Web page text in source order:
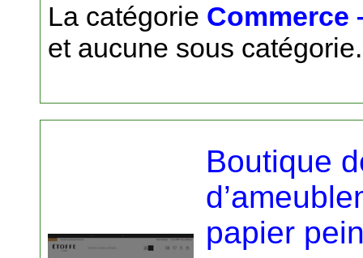
La catégorie Commerce
et aucune sous catégorie.
Boutique
papier